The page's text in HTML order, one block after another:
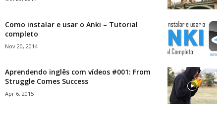
Como instalar e usar o Anki – Tutorial
completo
Nov 20, 2014
Aprendendo inglês com vídeos #001: From
Struggle Comes Success
Apr 6, 2015